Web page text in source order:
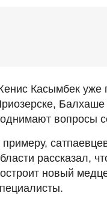
Касымбек уже
вопросы
примеру,
рассказал,
новый